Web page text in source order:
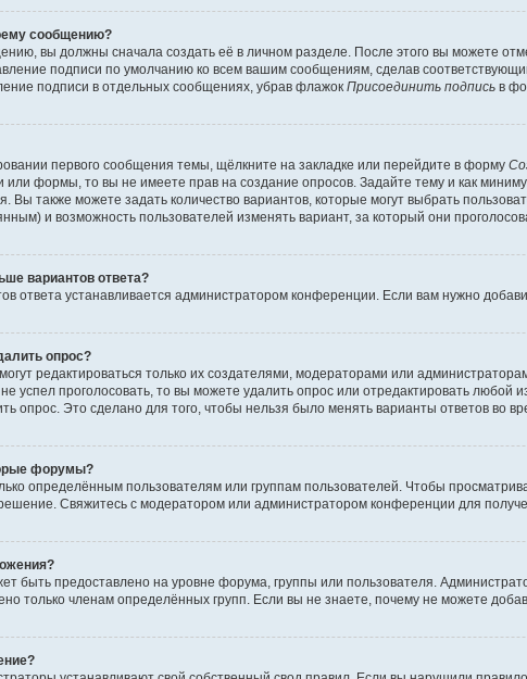
сообщению?
вы должны сначала создать её в личном разделе. После этого вы можете
подписи по умолчанию ко всем вашим сообщениям, сделав
подписи в отдельных сообщениях, убрав флажок Присоединить подпись в
первого сообщения темы, щёлкните на закладке или перейдите в форму
или формы, то вы не имеете прав на создание опросов. Задайте тему и как
Вы также можете задать количество вариантов, которые могут выбрать
и возможность пользователей изменять вариант, за который они
вариантов ответа?
ответа устанавливается администратором конференции. Если вам нужно
опрос?
редактироваться только их создателями, модераторами или
успел проголосовать, то вы можете удалить опрос или отредактировать
опрос. Это сделано для того, чтобы нельзя было менять варианты ответов во
форумы?
определённым пользователям или группам пользователей. Чтобы
Свяжитесь с модератором или администратором конференции для
быть предоставлено на уровне форума, группы или пользователя.
только членам определённых групп. Если вы не знаете, почему не можете